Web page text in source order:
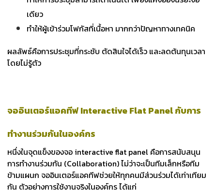
เดียว
ทำให้ผู้เข้าร่วมโฟกัสที่เนื้อหา มากกว่าปัญหาทางเทคนิค
ผลลัพธ์คือการประชุมที่กระชับ ตัดสินใจได้เร็ว และลดต้นทุนเวลา
โดยไม่รู้ตัว
จออินเตอร์แอคทีฟ Interactive Flat Panel กับการ
ทำงานร่วมกันในองค์กร
หนึ่งในจุดแข็งของจอ interactive flat panel คือการสนับสนุน
การทำงานร่วมกัน (Collaboration) ไม่ว่าจะเป็นทีมเล็กหรือทีม
ข้ามแผนก จออินเตอร์แอคทีฟช่วยให้ทุกคนมีส่วนร่วมได้เท่าเทียม
กัน ตัวอย่างการใช้งานจริงในองค์กร ได้แก่